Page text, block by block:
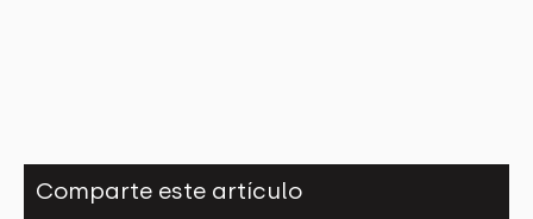
Comparte este artículo